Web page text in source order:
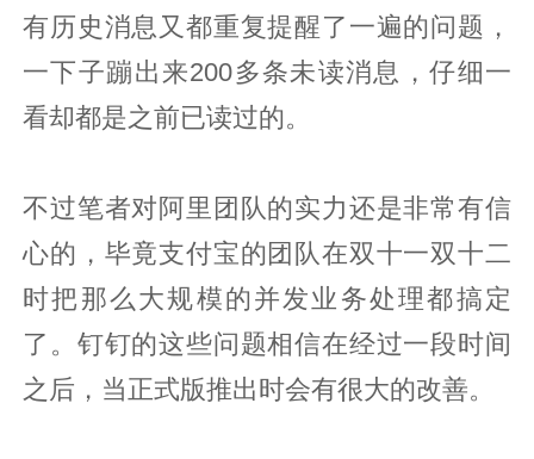
有历史消息又都重复提醒了一遍的问题，
一下子蹦出来200多条未读消息，仔细一
看却都是之前已读过的。
不过笔者对阿里团队的实力还是非常有信
心的，毕竟支付宝的团队在双十一双十二
时把那么大规模的并发业务处理都搞定
了。钉钉的这些问题相信在经过一段时间
之后，当正式版推出时会有很大的改善。